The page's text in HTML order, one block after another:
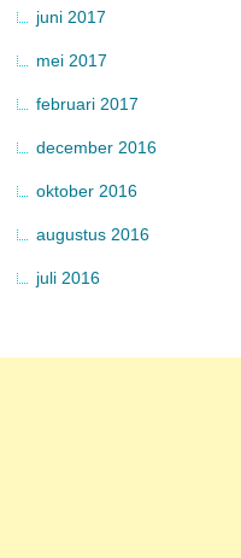
juni 2017
mei 2017
februari 2017
december 2016
oktober 2016
augustus 2016
juli 2016